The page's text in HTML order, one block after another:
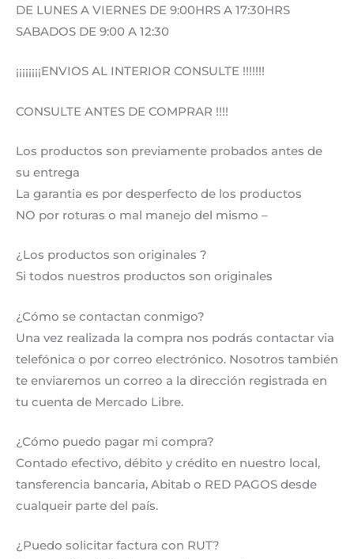
DE LUNES A VIERNES DE 9:00HRS A 17:30HRS
SABADOS DE 9:00 A 12:30
¡¡¡¡¡¡¡¡ENVIOS AL INTERIOR CONSULTE !!!!!!!
CONSULTE ANTES DE COMPRAR !!!!
Los productos son previamente probados antes de
su entrega
La garantia es por desperfecto de los productos
NO por roturas o mal manejo del mismo –
¿Los productos son originales ?
Si todos nuestros productos son originales
¿Cómo se contactan conmigo?
Una vez realizada la compra nos podrás contactar via
telefónica o por correo electrónico. Nosotros también
te enviaremos un correo a la dirección registrada en
tu cuenta de Mercado Libre.
¿Cómo puedo pagar mi compra?
Contado efectivo, débito y crédito en nuestro local,
tansferencia bancaria, Abitab o RED PAGOS desde
cualqueir parte del país.
¿Puedo solicitar factura con RUT?